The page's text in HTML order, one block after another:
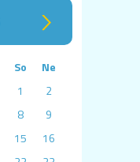
›
So
Ne
1
2
8
9
15
16